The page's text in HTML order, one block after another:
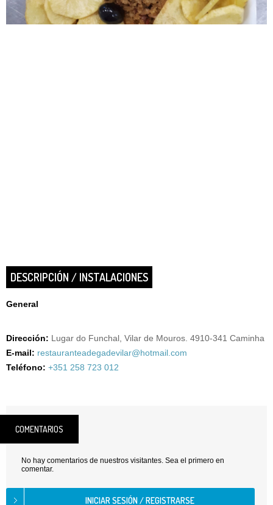
DESCRIPCIÓN / INSTALACIONES
General
Dirección: Lugar do Funchal, Vilar de Mouros. 4910-341 Caminha
E-mail: restauranteadegadevilar@hotmail.com
Teléfono: +351 258 723 012
COMENTARIOS
No hay comentarios de nuestros visitantes. Sea el primero en
comentar.